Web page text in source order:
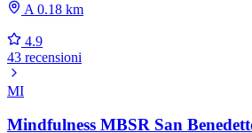
A 0.18 km
4.9
43 recensioni
MI
Mindfulness MBSR San